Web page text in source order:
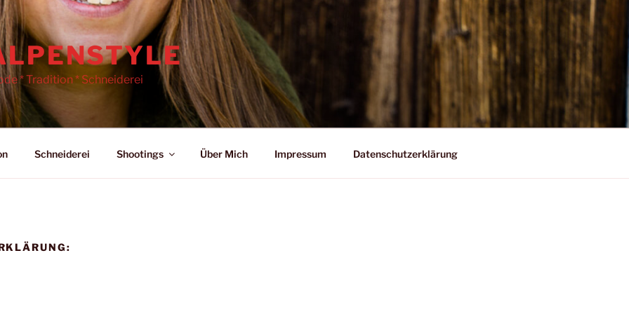
* Tradition * Schneiderei
Schneiderei Shootings Über Mich Impressum Datenschutzerklärung